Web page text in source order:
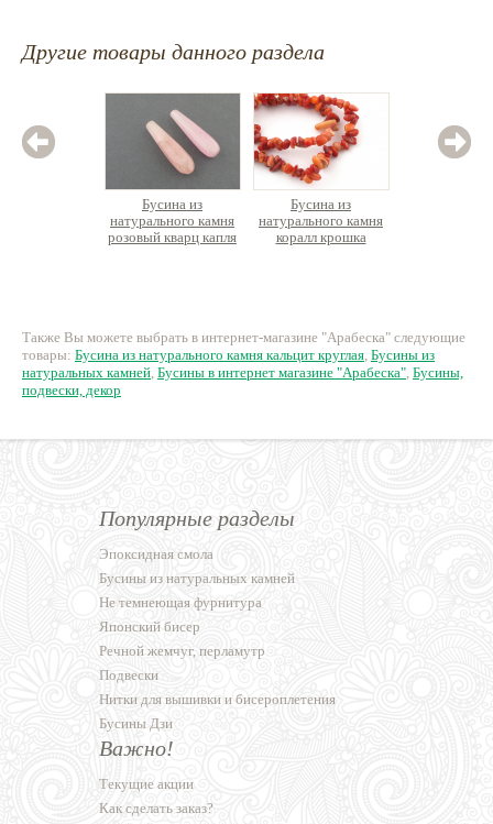
Другие товары данного раздела
Бусина из
натурального камня
розовый кварц капля
Бусина из
натурального камня
коралл крошка
Также Вы можете выбрать в интернет-магазине "Арабеска" следующие
товары: Бусина из натурального камня кальцит круглая, Бусины из
натуральных камней, Бусины в интернет магазине "Арабеска", Бусины,
подвески, декор
Популярные разделы
Эпоксидная смола
Бусины из натуральных камней
Не темнеющая фурнитура
Японский бисер
Речной жемчуг, перламутр
Подвески
Нитки для вышивки и бисероплетения
Бусины Дзи
Важно!
Текущие акции
Как сделать заказ?